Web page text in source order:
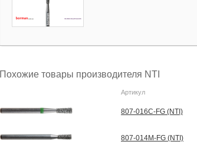
Похожие товары производителя NTI
Артикул
807-016C-FG (NTI)
807-014M-FG (NTI)